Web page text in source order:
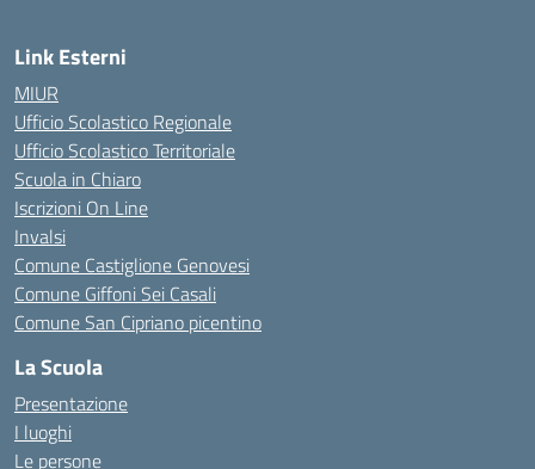
Link Esterni
MIUR
Ufficio Scolastico Regionale
Ufficio Scolastico Territoriale
Scuola in Chiaro
Iscrizioni On Line
Invalsi
Comune Castiglione Genovesi
Comune Giffoni Sei Casali
Comune San Cipriano picentino
La Scuola
Presentazione
I luoghi
Le persone